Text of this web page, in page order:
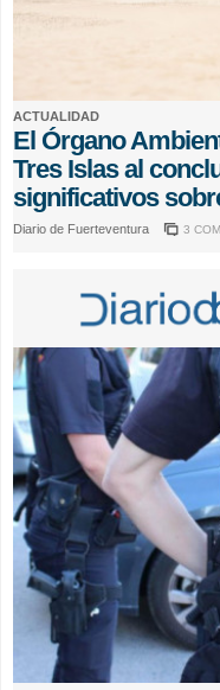
ACTUALIDAD
El Órgano
Tres Islas al
significativos
Diario de Fuerteventura 3